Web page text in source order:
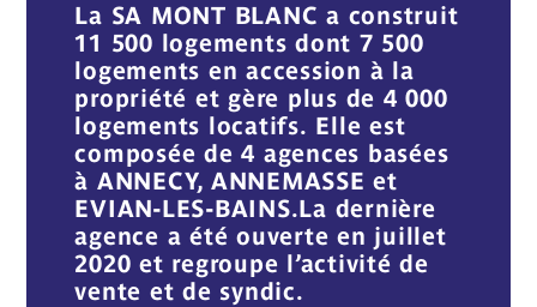
La SA MONT BLANC a construit
11 500 logements dont 7 500
logements en accession à la
propriété et gère plus de 4 000
logements locatifs. Elle est
composée de 4 agences basées
à ANNECY, ANNEMASSE et
EVIAN-LES-BAINS.La dernière
agence a été ouverte en juillet
2020 et regroupe l’activité de
vente et de syndic.